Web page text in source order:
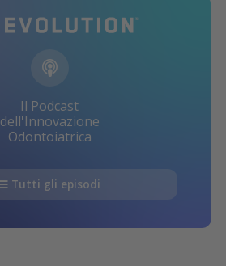
Il Podcast
dell'Innovazione
Odontoiatrica
Tutti gli episodi